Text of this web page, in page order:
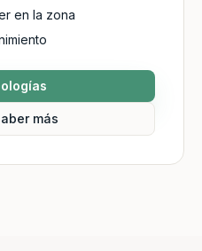
en la zona
más